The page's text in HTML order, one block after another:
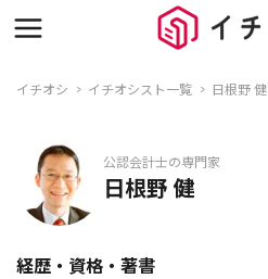
イチオシ イチオシスト一覧 日根野 健
公認会計士の専門家
日根野 健
経歴・資格・著書